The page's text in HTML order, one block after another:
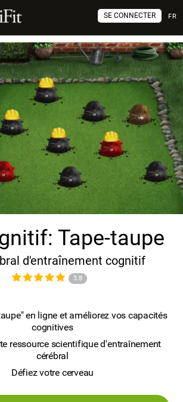
FR
SE CONNECTER
Tape-taupe
d'entraînement cognitif
3.8
en ligne et améliorez vos capacités
cognitives
ressource scientifique d'entraînement
cérébral
Défiez votre cerveau